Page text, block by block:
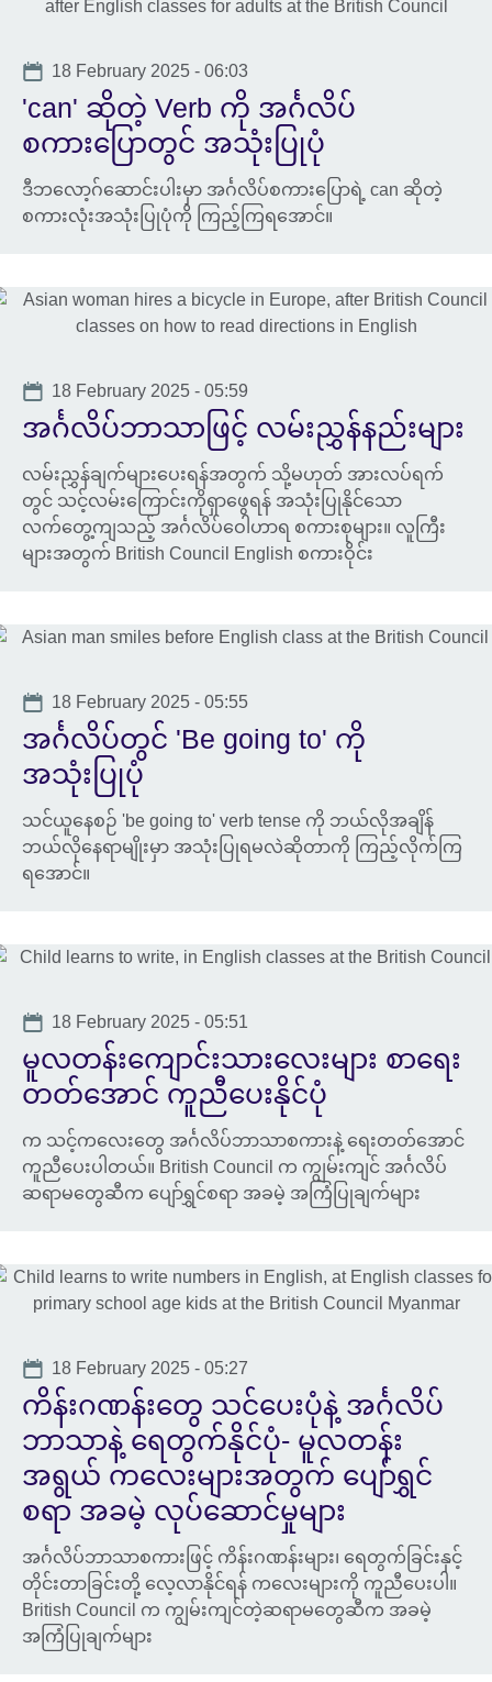
Date
18 February 2025 - 06:03
'can' ဆိုတဲ့ Verb ကို အင်္ဂလိပ်
စကားပြောတွင် အသုံးပြုပုံ
ဒီဘလော့ဂ်ဆောင်းပါးမှာ အင်္ဂလိပ်စကားပြောရဲ့ can ဆိုတဲ့
စကားလုံးအသုံးပြုပုံကို ကြည့်ကြရအောင်။
Date
18 February 2025 - 05:59
အင်္ဂလိပ်ဘာသာဖြင့် လမ်းညွှန်နည်းများ
လမ်းညွှန်ချက်များပေးရန်အတွက် သို့မဟုတ် အားလပ်ရက်
တွင် သင့်လမ်းကြောင်းကိုရှာဖွေရန် အသုံးပြုနိုင်သော
လက်တွေ့ကျသည့် အင်္ဂလိပ်ဝေါဟာရ စကားစုများ။ လူကြီး
များအတွက် British Council English စကားဝိုင်း
Date
18 February 2025 - 05:55
အင်္ဂလိပ်တွင် 'Be going to' ကို
အသုံးပြုပုံ
သင်ယူနေစဉ် 'be going to' verb tense ကို ဘယ်လိုအချိန်
ဘယ်လိုနေရာမျိုးမှာ အသုံးပြုရမလဲဆိုတာကို ကြည့်လိုက်ကြ
ရအောင်။
Date
18 February 2025 - 05:51
မူလတန်းကျောင်းသားလေးများ စာရေး
တတ်အောင် ကူညီပေးနိုင်ပုံ
က သင့်ကလေးတွေ အင်္ဂလိပ်ဘာသာစကားနဲ့ ရေးတတ်အောင်
ကူညီပေးပါတယ်။ British Council က ကျွမ်းကျင် အင်္ဂလိပ်
ဆရာမတွေဆီက ပျော်ရွှင်စရာ အခမဲ့ အကြံပြုချက်များ
Date
18 February 2025 - 05:27
ကိန်းဂဏန်းတွေ သင်ပေးပုံနဲ့ အင်္ဂလိပ်
ဘာသာနဲ့ ရေတွက်နိုင်ပုံ- မူလတန်း
အရွယ် ကလေးများအတွက် ပျော်ရွှင်
စရာ အခမဲ့ လုပ်ဆောင်မှုများ
အင်္ဂလိပ်ဘာသာစကားဖြင့် ကိန်းဂဏန်းများ၊ ရေတွက်ခြင်းနှင့်
တိုင်းတာခြင်းတို့ လေ့လာနိုင်ရန် ကလေးများကို ကူညီပေးပါ။
British Council က ကျွမ်းကျင်တဲ့ဆရာမတွေဆီက အခမဲ့
အကြံပြုချက်များ